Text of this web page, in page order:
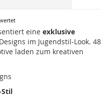
eine exklusive
im Jugendstil-Look. 48
laden zum kreativen
Stil